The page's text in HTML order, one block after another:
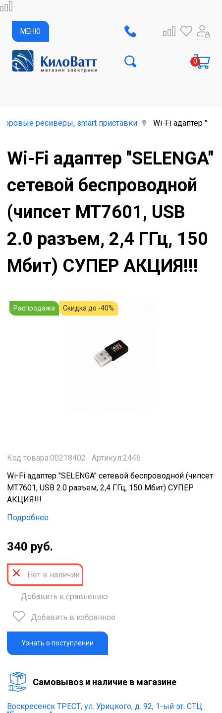
МЕНЮ
ресиверы, smart приставки Wi-Fi адаптер
Wi-Fi адаптер "SELENGA"
сетевой беспроводной
(чипсет MT7601, USB
2.0 разъем, 2,4 ГГц, 150
Мбит) СУПЕР АКЦИЯ!!!
Распродажа Скидка до -40%
Код товара:00218402
Артикул:2446
Wi-Fi адаптер "SELENGA" сетевой беспроводной (чипсет
MT7601, USB 2.0 разъем, 2,4 ГГц, 150 Мбит) СУПЕР
АКЦИЯ!!!
Подробнее
340 руб.
Нет в наличии
Добавить к сравнению
Добавить в избранное
Узнать о поступлении
Cамовывоз и наличие в магазине
Воскресенск ТРЕСТ, ул. Урицкого, д. 92, 1-ый эт. СТЦ